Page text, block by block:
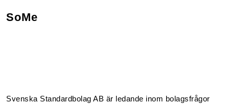
SoMe
Svenska Standardbolag AB är ledande inom bolagsfrågor